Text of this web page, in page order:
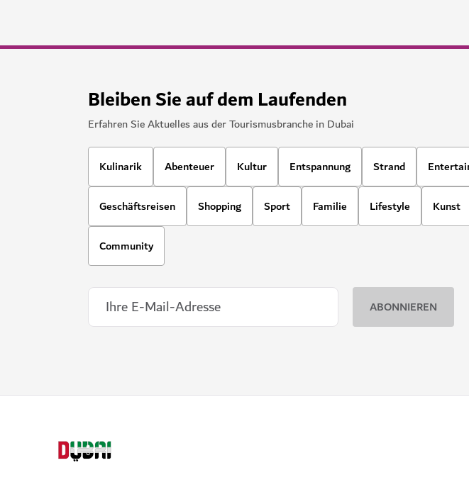
Bleiben Sie auf dem Laufenden
Erfahren Sie Aktuelles aus der Tourismusbranche in Dubai
Kulinarik Abenteuer Kultur Entspannung Strand
Geschäftsreisen Shopping Sport Familie Lifestyle Kunst
Community